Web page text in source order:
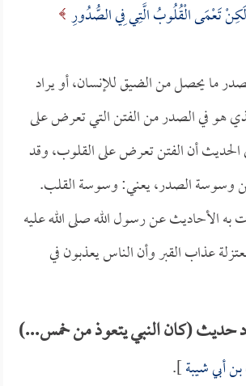
تَعْمَى الْقُلُوبُ الَّتِي فِي الصُّدُورِ
ما يحصل من الضيق للإنسان، أو يراد
هو في الصدر من الفتن التي تعرض على
الحديث أن الفتن تعرض على القلوب، وقد
وسوسة الصدر، يعني: وسوسة القلب.
به الأحاديث عن رسول الله صلى الله عليه
عذاب القبر وأن الناس يعذبون في
حديث (كان النبي يتعوذ من خمس...)
أبي شيبة].